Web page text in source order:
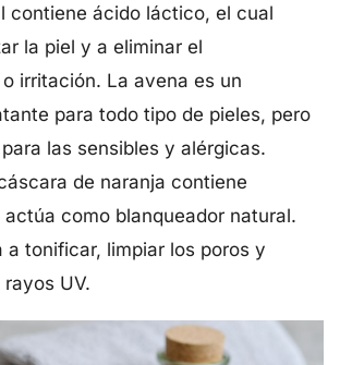
contiene ácido láctico, el cual
la piel y a eliminar el
irritación. La avena es un
para todo tipo de pieles, pero
las sensibles y alérgicas.
de naranja contiene
como blanqueador natural.
a tonificar, limpiar los poros y
UV.